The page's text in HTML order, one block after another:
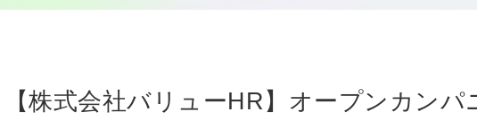
【株式会社バリューHR】オープンカンパ